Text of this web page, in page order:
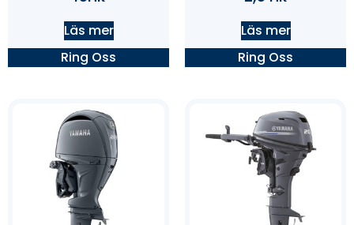
Läs mer
Ring Oss
Läs mer
Ring Oss